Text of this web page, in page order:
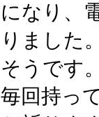
になり、
りました
そうです
毎回持っ